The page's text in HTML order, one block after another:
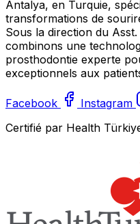
Antalya, en Turquie,
transformations de
Sous la direction du
combinons une
prosthodontie experte
exceptionnels aux
Facebook Instagram
Certifié par Health